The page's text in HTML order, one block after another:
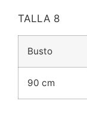
TALLA 8
Busto
90 cm